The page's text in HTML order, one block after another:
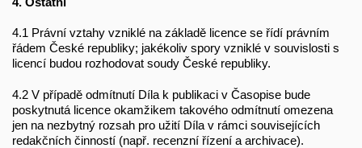
4.1 Právní vztahy vzniklé na základě licence se řídí právním
řádem České republiky; jakékoliv spory vzniklé v souvislosti s
licencí budou rozhodovat soudy České republiky.
4.2 V případě odmítnutí Díla k publikaci v Časopise bude
poskytnutá licence okamžikem takového odmítnutí omezena
jen na nezbytný rozsah pro užití Díla v rámci souvisejících
redakčních činností (např. recenzní řízení a archivace).